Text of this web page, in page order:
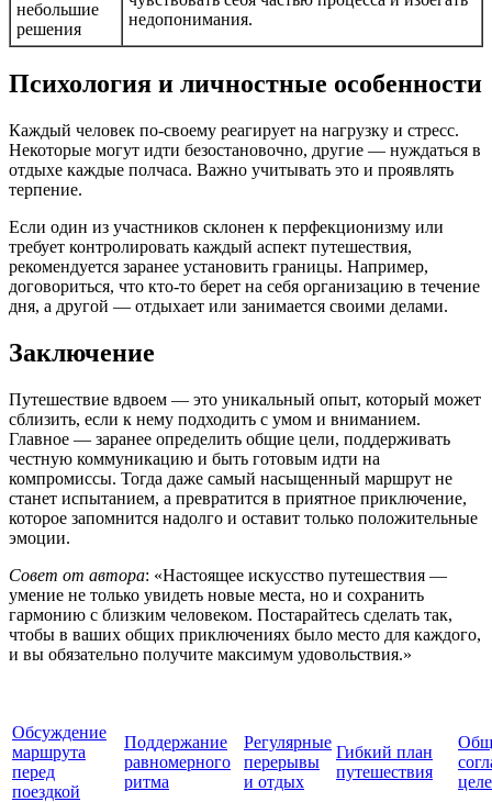
небольшие
решения
недопонимания.
Психология и личностные особенности
Каждый человек по-своему реагирует на нагрузку и стресс.
Некоторые могут идти безостановочно, другие — нуждаться в
отдыхе каждые полчаса. Важно учитывать это и проявлять
терпение.
Если один из участников склонен к перфекционизму или
требует контролировать каждый аспект путешествия,
рекомендуется заранее установить границы. Например,
договориться, что кто-то берет на себя организацию в течение
дня, а другой — отдыхает или занимается своими делами.
Заключение
Путешествие вдвоем — это уникальный опыт, который может
сблизить, если к нему подходить с умом и вниманием.
Главное — заранее определить общие цели, поддерживать
честную коммуникацию и быть готовым идти на
компромиссы. Тогда даже самый насыщенный маршрут не
станет испытанием, а превратится в приятное приключение,
которое запомнится надолго и оставит только положительные
эмоции.
Совет от автора: «Настоящее искусство путешествия —
умение не только увидеть новые места, но и сохранить
гармонию с близким человеком. Постарайтесь сделать так,
чтобы в ваших общих приключениях было место для каждого,
и вы обязательно получите максимум удовольствия.»
Обсуждение
маршрута
перед
поездкой
Поддержание
равномерного
ритма
Регулярные
перерывы
и отдых
Гибкий план
путешествия